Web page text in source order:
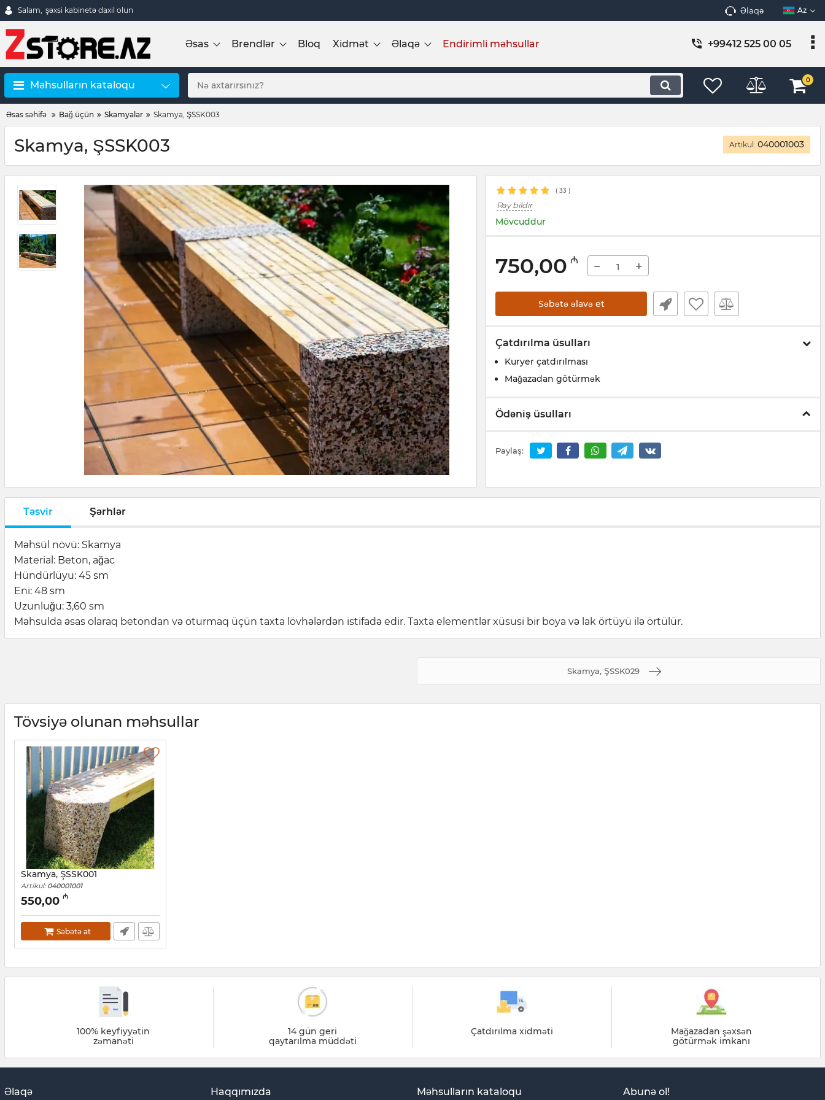
Salam, şəxsi kabinetə daxil olun Əlaqə Az
Əsas Brendlər Bloq Xidmət Əlaqə Endirimli məhsullar +99412 525 00 05
Məhsulların kataloqu 0
Əsas səhifə Bağ üçün Skamyalar Skamya, ŞSSK003
Skamya, ŞSSK003 Artikul: 040001003
( 33 )
Rəy bildir
Mövcuddur
750,00 ₼ − +
Səbətə əlavə et
Çatdırılma üsulları
Kuryer çatdırılması
Mağazadan götürmək
Ödəniş üsulları
Paylaş:
Təsvir Şərhlər
Məhsül növü: Skamya
Material: Beton, ağac
Hündürlüyu: 45 sm
Eni: 48 sm
Uzunluğu: 3,60 sm
Məhsulda əsas olaraq betondan və oturmaq üçün taxta lövhələrdən istifadə edir. Taxta elementlər xüsusi bir boya və lak örtüyü ilə örtülür.
Skamya, ŞSSK029
Tövsiyə olunan məhsullar
Skamya, ŞSSK001
Artikul: 040001001
550,00 ₼
Səbətə at
100% keyfiyyətin
zəmanəti
14 gün geri
qaytarılma müddəti
Çatdırılma xidməti
Mağazadan şəxsən
götürmək imkanı
Əlaqə Haqqımızda Məhsulların kataloqu Abunə ol!